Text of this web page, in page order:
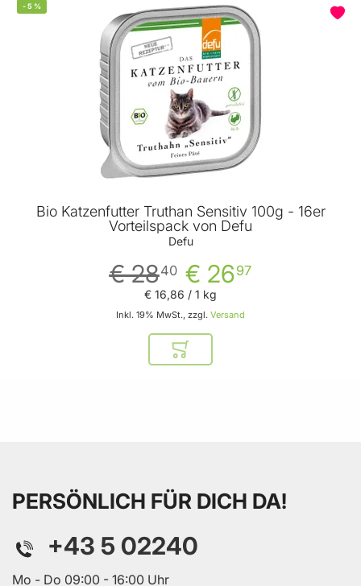
-5 %
Bio Katzenfutter Truthan Sensitiv 100g - 16er
Vorteilspack von Defu
Defu
€ 2697
€ 2840
Inkl. 19% MwSt., zzgl. Versand
€ 16,86 / 1 kg
In den Warenkorb
PERSÖNLICH FÜR DICH DA!
+43 5 02240
Mo - Do 09:00 - 16:00 Uhr